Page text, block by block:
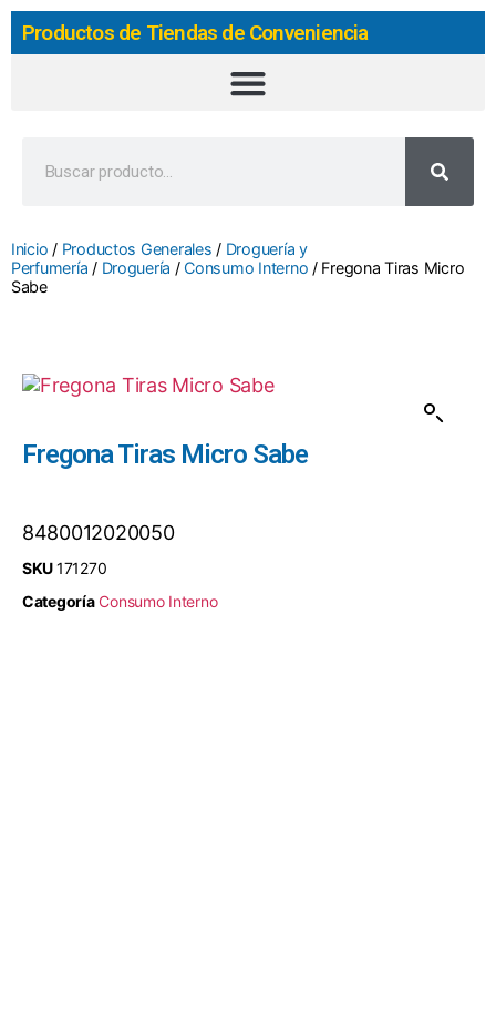
Productos de Tiendas de Conveniencia
Inicio / Productos Generales / Droguería y
Perfumería / Droguería /Consumo Interno / Fregona Tiras Micro
Sabe
Fregona Tiras Micro Sabe
8480012020050
SKU171270
Categoría Consumo Interno